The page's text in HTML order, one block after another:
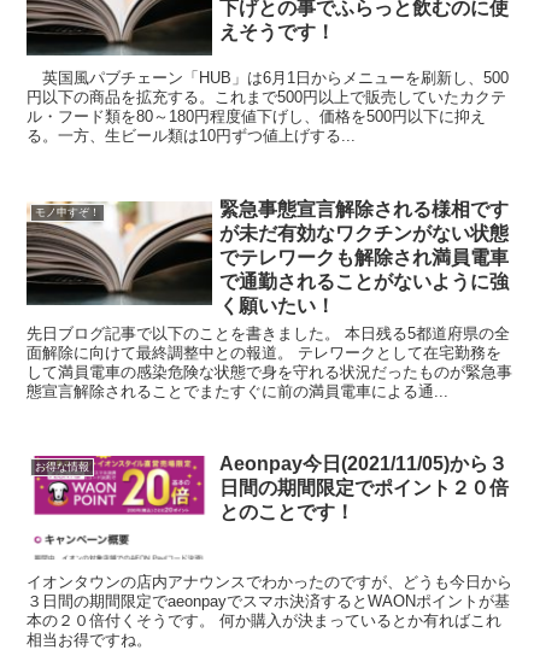
下げとの事でふらっと飲むのに使
えそうです！
英国風パブチェーン「HUB」は6月1日からメニューを刷新し、500
円以下の商品を拡充する。これまで500円以上で販売していたカクテ
ル・フード類を80～180円程度値下げし、価格を500円以下に抑え
る。一方、生ビール類は10円ずつ値上げする...
モノ申すぞ！
緊急事態宣言解除される様相です
が未だ有効なワクチンがない状態
でテレワークも解除され満員電車
で通勤されることがないように強
く願いたい！
先日ブログ記事で以下のことを書きました。 本日残る5都道府県の全
面解除に向けて最終調整中との報道。 テレワークとして在宅勤務を
して満員電車の感染危険な状態で身を守れる状況だったものが緊急事
態宣言解除されることでまたすぐに前の満員電車による通...
お得な情報
Aeonpay今日(2021/11/05)から３
日間の期間限定でポイント２０倍
とのことです！
イオンタウンの店内アナウンスでわかったのですが、どうも今日から
３日間の期間限定でaeonpayでスマホ決済するとWAONポイントが基
本の２０倍付くそうです。 何か購入が決まっているとか有ればこれ
相当お得ですね。